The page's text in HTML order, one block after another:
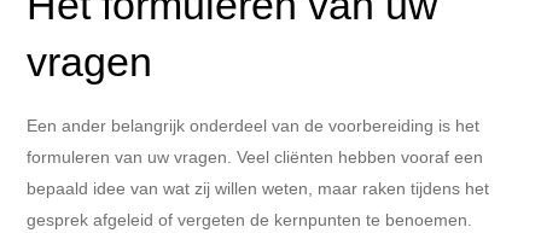
vragen
Een ander belangrijk onderdeel van de voorbereiding is het
formuleren van uw vragen. Veel cliënten hebben vooraf een
bepaald idee van wat zij willen weten, maar raken tijdens het
gesprek afgeleid of vergeten de kernpunten te benoemen.